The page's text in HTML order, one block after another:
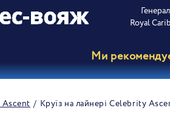
Royal
Ми
Круїз на лайнері Celebrity